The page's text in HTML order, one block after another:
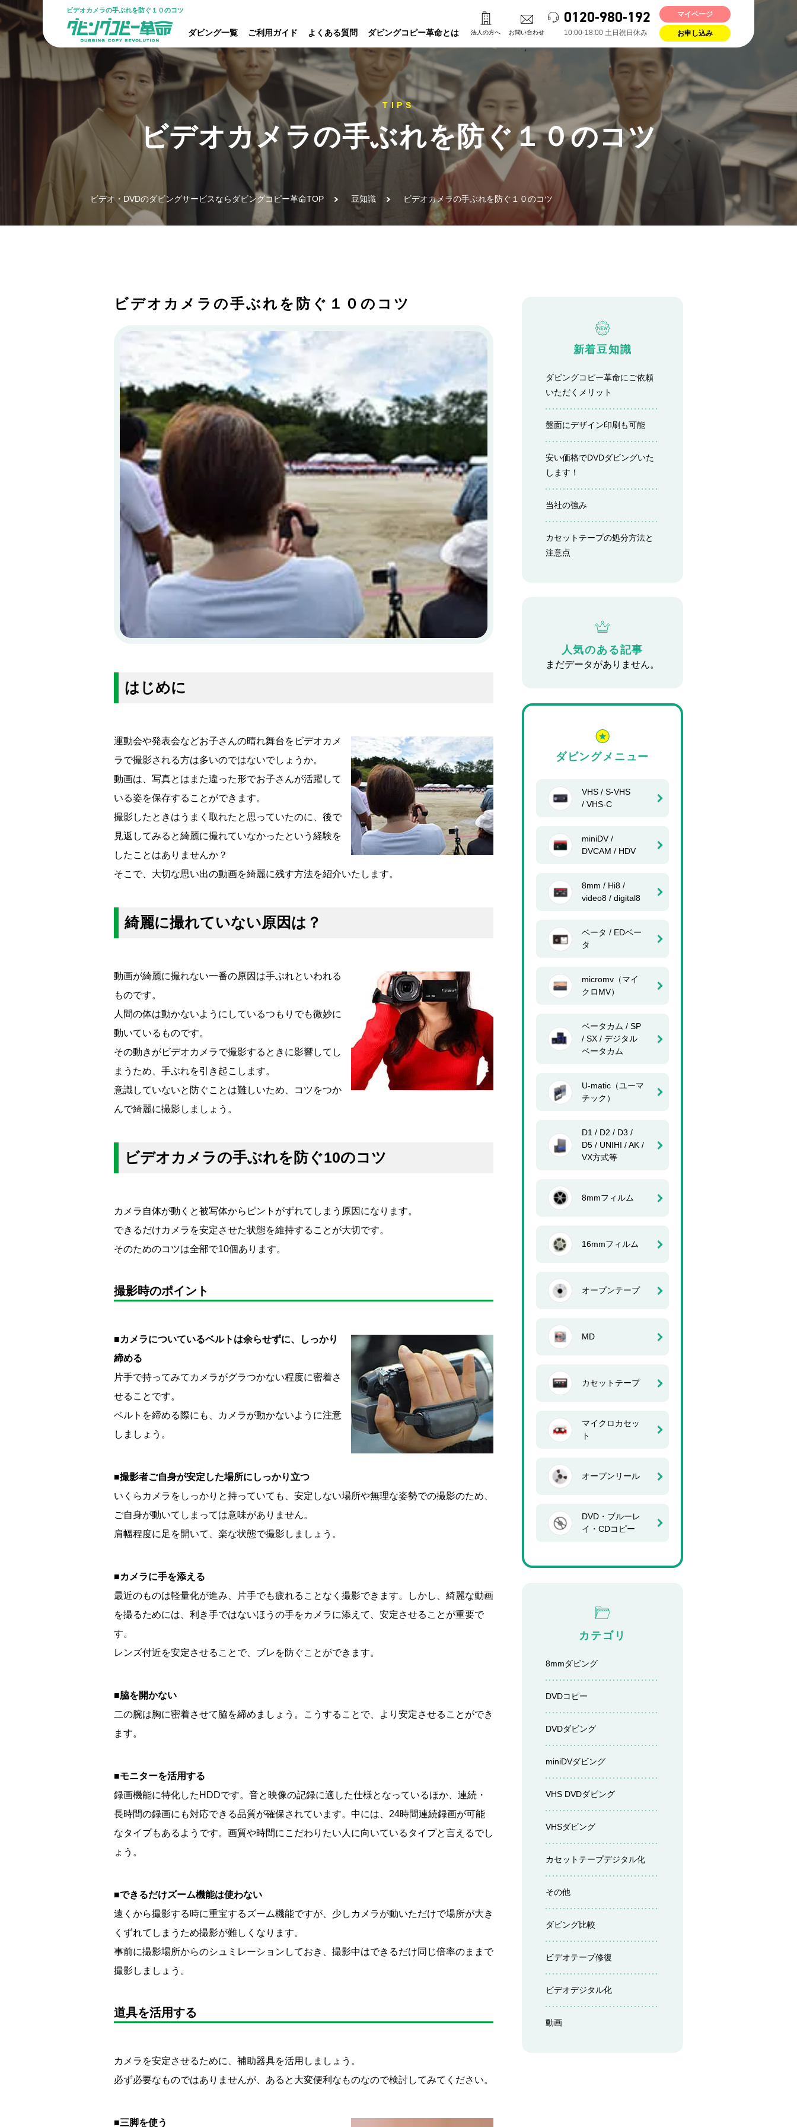
ビデオカメラの手ぶれを防ぐ１０のコツ 0120-980-192
10:00-18:00 ⼟⽇祝⽇休み
マイページ
お申し込み
ダビング一覧 ご利用ガイド よくある質問 ダビングコピー革命とは 法人の方へ お問い合わせ
ビデオカメラの手ぶれを防ぐ１０のコツ
ビデオ・DVDのダビングサービスならダビングコピー革命TOP 豆知識 ビデオカメラの手ぶれを防ぐ１０のコツ
ビデオカメラの手ぶれを防ぐ１０のコツ
はじめに
運動会や発表会などお子さんの晴れ舞台をビデオカメ
ラで撮影される方は多いのではないでしょうか。
動画は、写真とはまた違った形でお子さんが活躍して
いる姿を保存することができます。
撮影したときはうまく取れたと思っていたのに、後で
見返してみると綺麗に撮れていなかったという経験を
したことはありませんか？
そこで、大切な思い出の動画を綺麗に残す方法を紹介いたします。
綺麗に撮れていない原因は？
動画が綺麗に撮れない一番の原因は手ぶれといわれる
ものです。
人間の体は動かないようにしているつもりでも微妙に
動いているものです。
その動きがビデオカメラで撮影するときに影響してし
まうため、手ぶれを引き起こします。
意識していないと防ぐことは難しいため、コツをつか
んで綺麗に撮影しましょう。
ビデオカメラの手ぶれを防ぐ10のコツ
カメラ自体が動くと被写体からピントがずれてしまう原因になります。
できるだけカメラを安定させた状態を維持することが大切です。
そのためのコツは全部で10個あります。
撮影時のポイント
■カメラについているベルトは余らせずに、しっかり
締める
片手で持ってみてカメラがグラつかない程度に密着さ
せることです。
ベルトを締める際にも、カメラが動かないように注意
しましょう。
■撮影者ご自身が安定した場所にしっかり立つ
いくらカメラをしっかりと持っていても、安定しない場所や無理な姿勢での撮影のため、
ご自身が動いてしまっては意味がありません。
肩幅程度に足を開いて、楽な状態で撮影しましょう。
■カメラに手を添える
最近のものは軽量化が進み、片手でも疲れることなく撮影できます。しかし、綺麗な動画
を撮るためには、利き手ではないほうの手をカメラに添えて、安定させることが重要で
す。
レンズ付近を安定させることで、ブレを防ぐことができます。
■脇を開かない
二の腕は胸に密着させて脇を締めましょう。こうすることで、より安定させることができ
ます。
■モニターを活用する
録画機能に特化したHDDです。音と映像の記録に適した仕様となっているほか、連続・
長時間の録画にも対応できる品質が確保されています。中には、24時間連続録画が可能
なタイプもあるようです。画質や時間にこだわりたい人に向いているタイプと言えるでし
ょう。
■できるだけズーム機能は使わない
遠くから撮影する時に重宝するズーム機能ですが、少しカメラが動いただけで場所が大き
くずれてしまうため撮影が難しくなります。
事前に撮影場所からのシュミレーションしておき、撮影中はできるだけ同じ倍率のままで
撮影しましょう。
道具を活用する
カメラを安定させるために、補助器具を活用しましょう。
必ず必要なものではありませんが、あると大変便利なものなので検討してみてください。
■三脚を使う
新着豆知識
ダビングコピー革命にご依頼
いただくメリット
盤面にデザイン印刷も可能
安い価格でDVDダビングいた
します！
当社の強み
カセットテープの処分方法と
注意点
人気のある記事
まだデータがありません。
ダビングメニュー
VHS / S-VHS
/ VHS-C
miniDV /
DVCAM / HDV
8mm / Hi8 /
video8 / digital8
ベータ / EDベー
タ
micromv（マイ
クロMV）
ベータカム / SP
/ SX / デジタル
ベータカム
U-matic（ユーマ
チック）
D1 / D2 / D3 /
D5 / UNIHI / AK /
VX方式等
8mmフィルム
16mmフィルム
オープンテープ
MD
カセットテープ
マイクロカセッ
ト
オープンリール
DVD・ブルーレ
イ・CDコピー
カテゴリ
8mmダビング
DVDコピー
DVDダビング
miniDVダビング
VHS DVDダビング
VHSダビング
カセットテープデジタル化
その他
ダビング比較
ビデオテープ修復
ビデオデジタル化
動画